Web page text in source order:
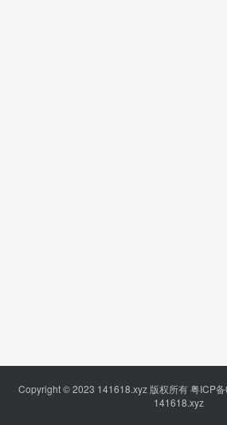
Copyright © 2023 141618.xyz版权所有粤ICP
141618.xyz